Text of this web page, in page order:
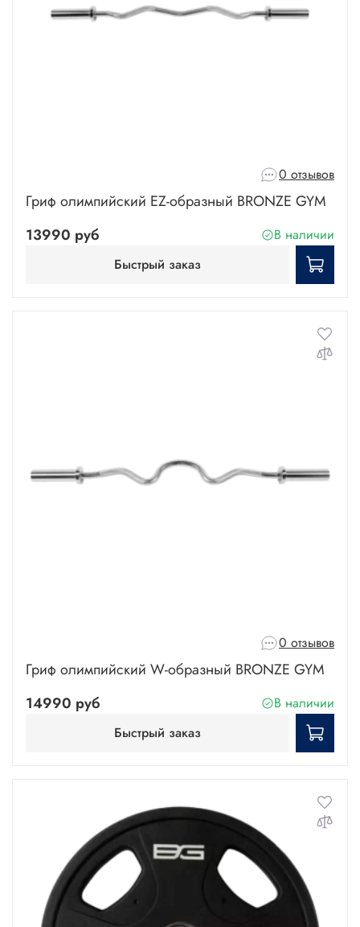
0 отзывов
Гриф олимпийский EZ-образный BRONZE GYM
13990 руб
В наличии
Быстрый заказ
0 отзывов
Гриф олимпийский W-образный BRONZE GYM
14990 руб
В наличии
Быстрый заказ